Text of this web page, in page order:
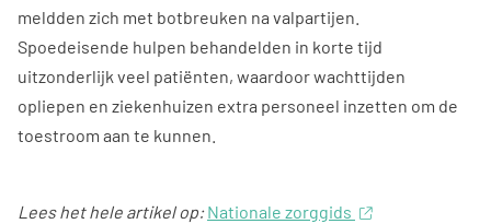
meldden zich met botbreuken na valpartijen.
Spoedeisende hulpen behandelden in korte tijd
uitzonderlijk veel patiënten, waardoor wachttijden
opliepen en ziekenhuizen extra personeel inzetten om de
toestroom aan te kunnen.
Lees het hele artikel op: Nationale zorggids